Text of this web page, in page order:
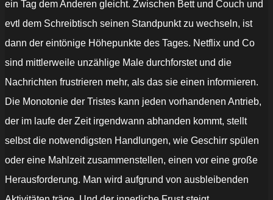
ein Tag dem Anderen gleicht. Zwischen Bett und Couch und
evtl dem Schreibtisch seinen Standpunkt zu wechseln, ist
dann der eintönige Höhepunkte des Tages. Netflix und Co
sind mittlerweile unzählige Male durchforstet und die
Nachrichten frustrieren mehr, als das sie einen informieren.
Die Monotonie der Tristes kann jeden vorhandenen Antrieb,
der im laufe der Zeit irgendwann abhanden kommt, stellt
selbst die notwendigsten Handlungen, wie Geschirr spülen
oder eine Mahlzeit zusammenstellen, einen vor eine große
Herausforderung. Man wird aufgrund von ausbleibenden